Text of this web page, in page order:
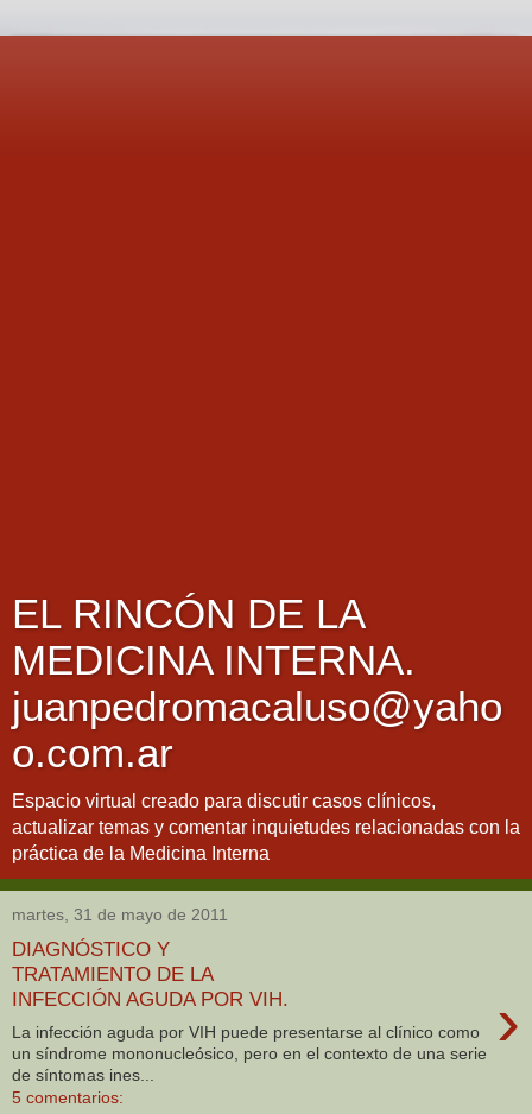
EL RINCÓN DE LA
MEDICINA INTERNA.
juanpedromacaluso@yaho
o.com.ar
Espacio virtual creado para discutir casos clínicos,
actualizar temas y comentar inquietudes relacionadas con la
práctica de la Medicina Interna
martes, 31 de mayo de 2011
DIAGNÓSTICO Y
TRATAMIENTO DE LA
INFECCIÓN AGUDA POR VIH.
›
La infección aguda por VIH puede presentarse al clínico como
un síndrome mononucleósico, pero en el contexto de una serie
de síntomas ines...
5 comentarios: